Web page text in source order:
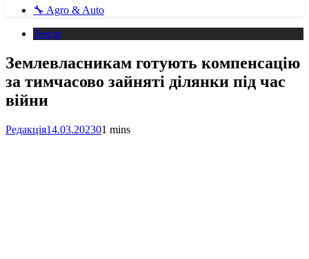
🔧 Agro & Auto
Земля
Землевласникам готують компенсацію
за тимчасово зайняті ділянки під час
війни
Редакція14.03.202301 mins